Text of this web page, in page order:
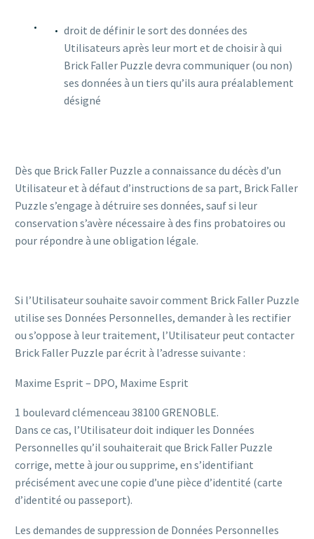
droit de définir le sort des données des
Utilisateurs après leur mort et de choisir à qui
Brick Faller Puzzle devra communiquer (ou non)
ses données à un tiers qu’ils aura préalablement
désigné
Dès que Brick Faller Puzzle a connaissance du décès d’un
Utilisateur et à défaut d’instructions de sa part, Brick Faller
Puzzle s’engage à détruire ses données, sauf si leur
conservation s’avère nécessaire à des fins probatoires ou
pour répondre à une obligation légale.
Si l’Utilisateur souhaite savoir comment Brick Faller Puzzle
utilise ses Données Personnelles, demander à les rectifier
ou s’oppose à leur traitement, l’Utilisateur peut contacter
Brick Faller Puzzle par écrit à l’adresse suivante :
Maxime Esprit – DPO, Maxime Esprit
1 boulevard clémenceau 38100 GRENOBLE.
Dans ce cas, l’Utilisateur doit indiquer les Données
Personnelles qu’il souhaiterait que Brick Faller Puzzle
corrige, mette à jour ou supprime, en s’identifiant
précisément avec une copie d’une pièce d’identité (carte
d’identité ou passeport).
Les demandes de suppression de Données Personnelles